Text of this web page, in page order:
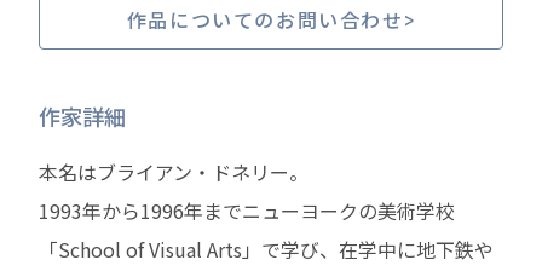
作品についてのお問い合わせ
作家詳細
本名はブライアン・ドネリー。
1993年から1996年までニューヨークの美術学校
「School of Visual Arts」で学び、在学中に地下鉄や